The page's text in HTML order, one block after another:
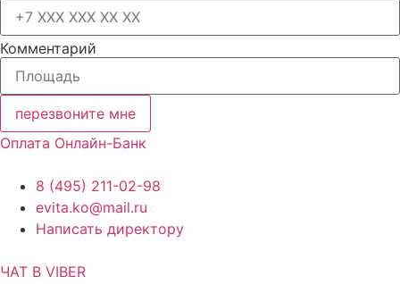
Комментарий
перезвоните мне
Оплата Онлайн-Банк
8 (495) 211-02-98
evita.ko@mail.ru
Написать директору
ЧАТ В VIBER